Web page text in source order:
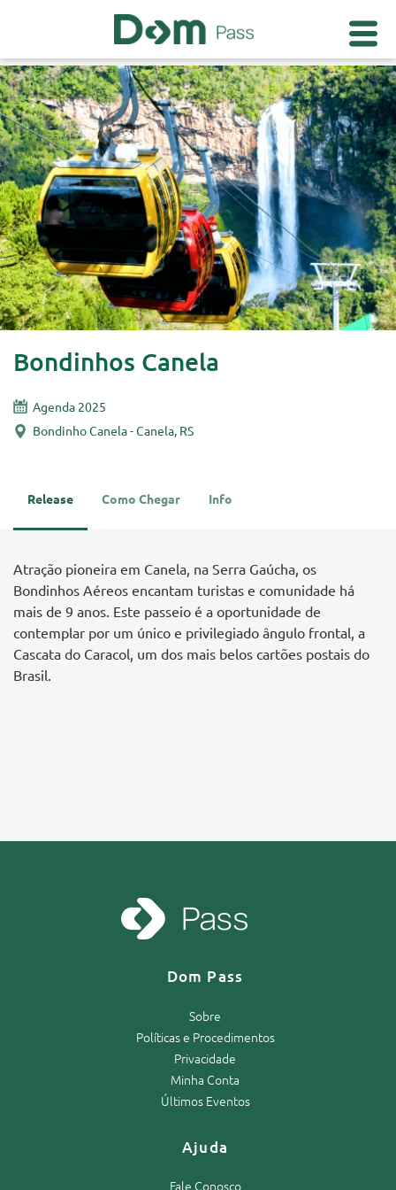
Bondinhos Canela
Agenda 2025
Bondinho Canela - Canela, RS
Release Como Chegar Info
Atração pioneira em Canela, na Serra Gaúcha, os
Bondinhos Aéreos encantam turistas e comunidade há
mais de 9 anos. Este passeio é a oportunidade de
contemplar por um único e privilegiado ângulo frontal, a
Cascata do Caracol, um dos mais belos cartões postais do
Brasil.
Dom Pass
Sobre
Políticas e Procedimentos
Privacidade
Minha Conta
Últimos Eventos
Ajuda
Fale Conosco